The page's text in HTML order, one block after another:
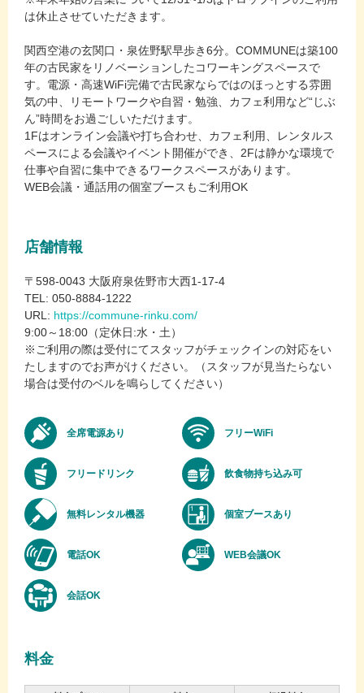
は休止させていただきます。
関西空港の玄関口・泉佐野駅早歩き6分。COMMUNEは築100
年の古民家をリノベーションしたコワーキングスペースで
す。電源・高速WiFi完備で古民家ならではのほっとする雰囲
気の中、リモートワークや自習・勉強、カフェ利用など“じぶ
ん”時間をお過ごしいただけます。
1Fはオンライン会議や打ち合わせ、カフェ利用、レンタルス
ペースによる会議やイベント開催ができ、2Fは静かな環境で
仕事や自習に集中できるワークスペースがあります。
WEB会議・通話用の個室ブースもご利用OK
店舗情報
〒598-0043 大阪府泉佐野市大西1-17-4
TEL: 050-8884-1222
URL: https://commune-rinku.com/
9:00～18:00（定休日:水・土）
※ご利用の際は受付にてスタッフがチェックインの対応をい
たしますのでお声がけください。（スタッフが見当たらない
場合は受付のベルを鳴らしてください）
全席電源あり フリーWiFi
フリードリンク 飲食物持ち込み可
無料レンタル機器 個室ブースあり
電話OK WEB会議OK
会話OK
料金